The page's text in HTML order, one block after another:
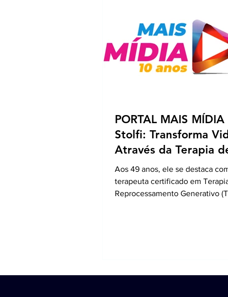
PORTAL MAIS MÍDIA
Stolfi: Transforma
Através da Terapia
Reprocessamento
Generativo – TRG
Aos 49 anos, ele se destaca
terapeuta certificado em
Reprocessamento Generativo